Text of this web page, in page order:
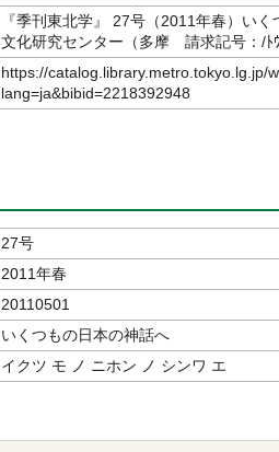
『季刊東北学』 27号（2011年春）い
文化研究センター（多摩 請求記号：/
https://catalog.library.metro.tokyo.lg.jp/
lang=ja&bibid=2218392948
27号
2011年春
20110501
いくつもの日本の神話へ
イクツ モ ノ ニホン ノ シンワ エ